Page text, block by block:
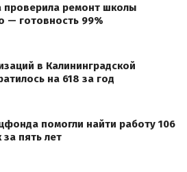
проверила ремонт школы
— готовность 99%
в Калининградской
на 618 за год
помогли найти работу 106
пять лет